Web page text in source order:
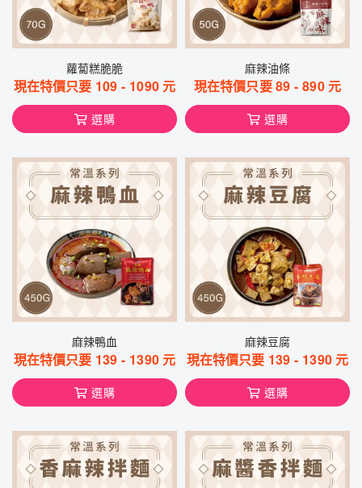
蘿蔔糕脆脆
現在特價只要 109 - 1090元
選購
麻辣油條
現在特價只要89 - 890元
選購
麻辣鴨血
現在特價只要 139 - 1390元
選購
麻辣豆腐
現在特價只要 139 - 1390元
選購